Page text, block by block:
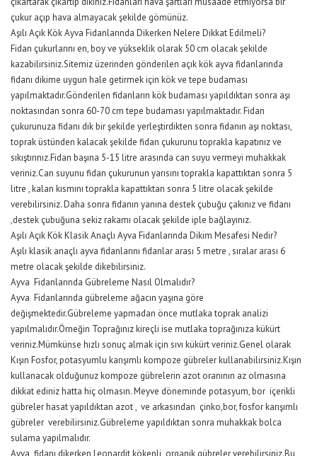
çukur açıp hava almayacak şekilde gömünüz.
Aşılı Açık Kök Ayva Fidanlarında Dikerken Nelere Dikkat Edilmeli?
Fidan çukurlarını en, boy ve yükseklik olarak 50 cm olacak şekilde
kazabilirsiniz.Sitemiz üzerinden gönderilen açık kök ayva fidanlarında
fidanı dikime uygun hale getirmek için kök ve tepe budaması
yapılmaktadır.Gönderilen fidanların kök budaması yapıldıktan sonra aşı
noktasından sonra 60-70 cm tepe budaması yapılmaktadır. Fidan
çukurunuza fidanı dik bir şekilde yerleştirdikten sonra fidanın aşı noktası,
toprak üstünden kalacak şekilde fidan çukurunu toprakla kapatınız ve
sıkıştırınız.Fidan başına 5-15 litre arasında can suyu vermeyi muhakkak
veriniz.Can suyunu fidan çukurunun yarısını toprakla kapattıktan sonra 5
litre , kalan kısmını toprakla kapattıktan sonra 5 litre olacak şekilde
verebilirsiniz. Daha sonra fidanın yanına destek çubuğu çakınız ve fidanı
,destek çubuğuna sekiz rakamı olacak şekilde iple bağlayınız.
Aşılı Açık Kök Klasik Anaçlı Ayva Fidanlarında Dikim Mesafesi Nedir?
Aşılı klasik anaçlı ayva fidanlarını fidanlar arası 5 metre , sıralar arası 6
metre olacak şekilde dikebilirsiniz.
Ayva Fidanlarında Gübreleme Nasıl Olmalıdır?
Ayva Fidanlarında gübreleme ağacın yaşına göre
değişmektedir.Gübreleme yapmadan önce mutlaka toprak analizi
yapılmalıdır.Örneğin Toprağınız kireçli ise mutlaka toprağınıza kükürt
veriniz.Mümkünse hızlı sonuç almak için sıvı kükürt veriniz.Genel olarak
Kışın Fosfor, potasyumlu karışımlı kompoze gübreler kullanabilirsiniz.Kışın
kullanacak olduğunuz kompoze gübrelerin azot oranının az olmasına
dikkat ediniz hatta hiç olmasın. Meyve döneminde potasyum, bor içerikli
gübreler hasat yapıldıktan azot , ve arkasından çinko,bor, fosfor karışımlı
gübreler verebilirsiniz.Gübreleme yapıldıktan sonra muhakkak bolca
sulama yapılmalıdır.
Ayva fidanı dikerken Leonardit kökenli organik gübreler verebilirsiniz.Bu